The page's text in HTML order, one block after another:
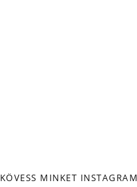
KÖVESS MINKET INSTAGRAM